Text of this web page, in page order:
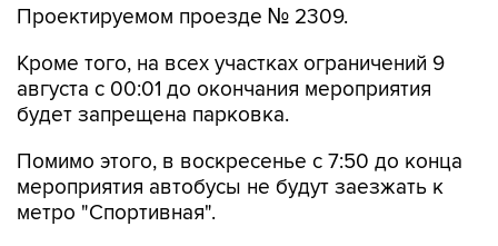
Проектируемом проезде № 2309.
Кроме того, на всех участках ограничений 9
августа с 00:01 до окончания мероприятия
будет запрещена парковка.
Помимо этого, в воскресенье с 7:50 до конца
мероприятия автобусы не будут заезжать к
метро "Спортивная".